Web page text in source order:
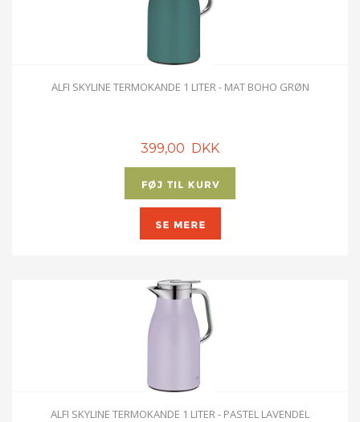
ALFI SKYLINE TERMOKANDE 1 LITER - MAT BOHO GRØN
399,00 DKK
ALFI SKYLINE TERMOKANDE 1 LITER - PASTEL LAVENDEL